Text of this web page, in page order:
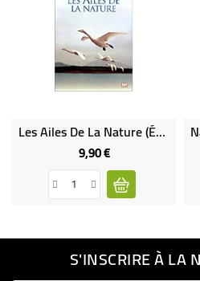
Les Ailes De La Nature (Édition Simple) (DVD Occasion)
9,90 €Prix
S'INSCRIRE À LA